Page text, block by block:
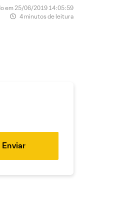
em 25/06/2019 14:05:59
4 minutos de leitura
Enviar